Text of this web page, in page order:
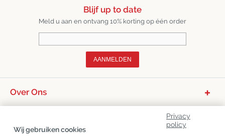
Blijf up to date
Meld u aan en ontvang 10% korting op één order
AANMELDEN
Over Ons
Klantenservice
Privacy
policy
Wij gebruiken cookies